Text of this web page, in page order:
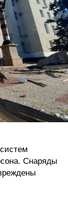
Снаряды